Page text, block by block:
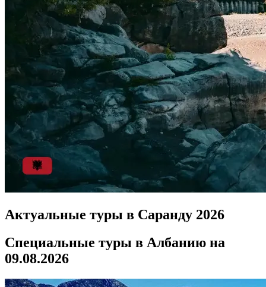
Актуальные туры в Саранду 2026
Специальные туры в Албанию на
09.08.2026